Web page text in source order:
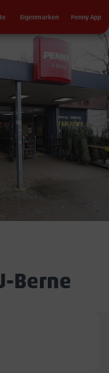
Eigenmarken Penny App
Berne